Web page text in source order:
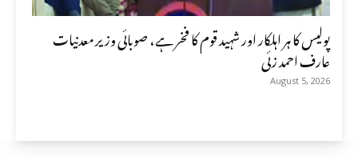
پولیس کا ہر اہلکار اور شہید قوم کا فخر ہے، صوبائی وزیر معدنیات
عارف احمد زئی
August 5, 2026